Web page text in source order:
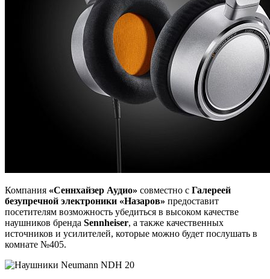
Компания «Сеннхайзер Аудио» совместно с Галереей
безупречной электроники «Назаров» предоставит
посетителям возможность убедиться в высоком качестве
наушников бренда Sennheiser, а также качественных
источников и усилителей, которые можно будет послушать в
комнате №405.